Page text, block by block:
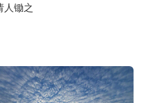
锄之